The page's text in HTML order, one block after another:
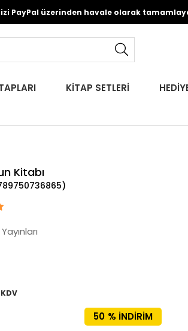
PayPal üzerinden havale olarak
KİTAP SETLERİ
Kitabı
%
50 İNDIRIM